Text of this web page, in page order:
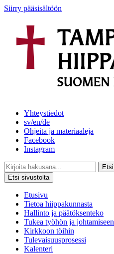
Siirry pääsisältöön
Yhteystiedot
sv/en/de
Ohjeita ja materiaaleja
Facebook
Instagram
Etsi
Etsi sivustolta
Etusivu
Tietoa hiippakunnasta
Hallinto ja päätöksenteko
Tukea työhön ja johtamiseen
Kirkkoon töihin
Tulevaisuusprosessi
Kalenteri